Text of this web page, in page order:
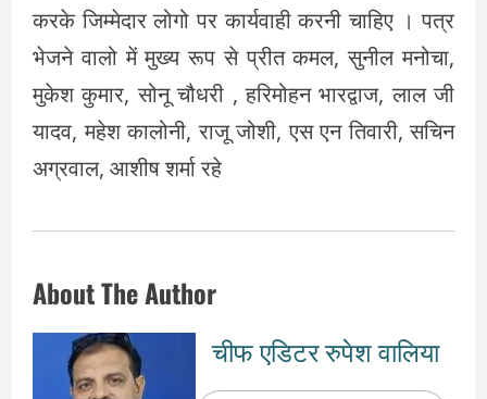
करके जिम्मेदार लोगो पर कार्यवाही करनी चाहिए । पत्र
भेजने वालो में मुख्य रूप से प्रीत कमल, सुनील मनोचा,
मुकेश कुमार, सोनू चौधरी , हरिमोहन भारद्वाज, लाल जी
यादव, महेश कालोनी, राजू जोशी, एस एन तिवारी, सचिन
अग्रवाल, आशीष शर्मा रहे
About The Author
चीफ एडिटर रुपेश वालिया